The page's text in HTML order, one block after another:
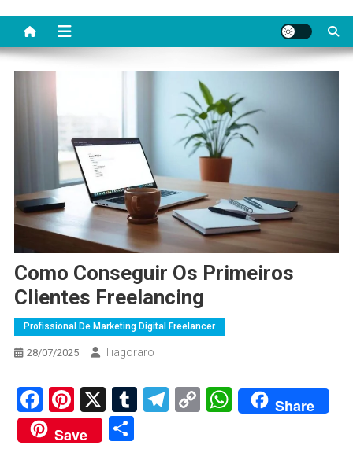
completas e conteúdos úteis para começar, evoluir e se destacar
como redator freelancer no mercado digital.
Como Conseguir Os Primeiros
Clientes Freelancing
Profissional De Marketing Digital Freelancer
28/07/2025 Tiagoraro
Facebook
Pinterest
X Tumblr
Telegram
CopyWhatsApp
Share
Save
Share